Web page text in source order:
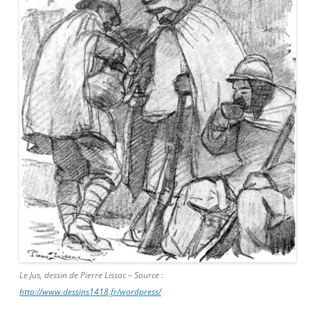
Le Jus, dessin de Pierre Lissac – Source :
http://www.dessins1418.fr/wordpress/